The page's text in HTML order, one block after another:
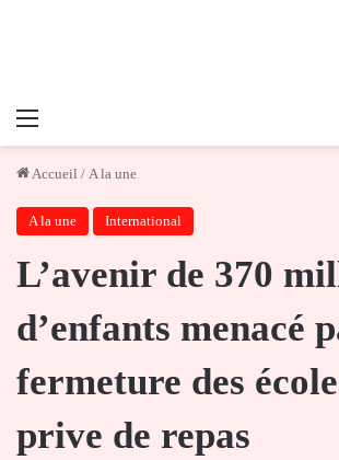
Menu
Accueil / A la une
A la une International
L’avenir de 370
d’enfants menacé
fermeture des
prive de repas